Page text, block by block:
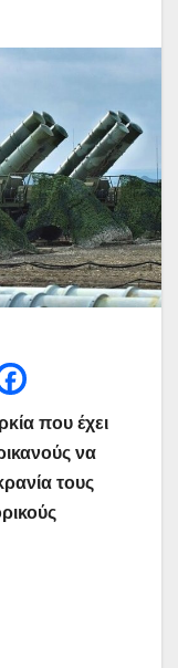
που έχει
να
τους